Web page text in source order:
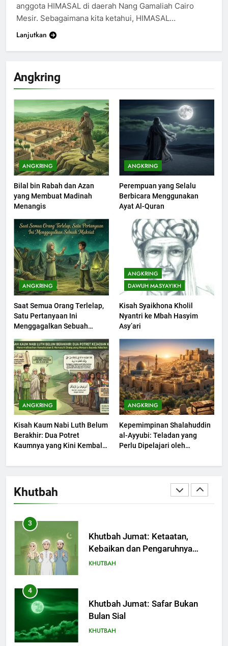
Angkring
ANGKRING
Bilal bin Rabah dan Azan
yang Membuat Madinah
Menangis
ANGKRING
Perempuan yang Selalu
Berbicara Menggunakan
Ayat Al-Quran
ANGKRING
Saat Semua Orang Terlelap,
Satu Pertanyaan Ini
Menggagalkan Sebuah
ANGKRING
DAWUH MASYAYIKH
Kisah Syaikhona Kholil
Nyantri ke Mbah Hasyim
Asy’ari
ANGKRING
Kisah Kaum Nabi Luth Belum
Berakhir: Dua Potret
Kaumnya yang Kini Kembali
ANGKRING
Kepemimpinan Shalahuddin
al-Ayyubi: Teladan yang
Perlu Dipelajari oleh
(2)
Khutbah
200
Khutbah Idul Fitri di Rumah
KHUTBAH
201
Khutbah jumat: Sejarah
Seebagai Pembangkit Jiwa
KHUTBAH
202
Khutbah Jumat : Supaya Amal
Bisa Diterima
KHUTBAH
203
Muharram Bulan Bersejarah
KHUTBAH
1
Khutbah Jumat: Mengapa Orang
Dengki Tak Akan Pernah
Berjaya?
KHUTBAH
Khutbah Jumat: Melihat
Limpahan Nikmat Allah
3
Khutbah Jumat: Ketaatan,
Kebaikan dan Pengaruhnya
dalam Jiwa Manusia
KHUTBAH
4
Khutbah Jumat: Safar Bukan
Bulan Sial
KHUTBAH
anggota HIMASAL di daerah Nang Gamaliah Cairo
Mesir. Sebagaimana kita ketahui, HIMASAL…
Lanjutkan